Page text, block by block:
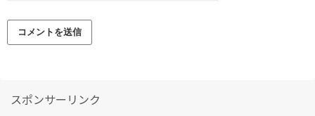
スポンサーリンク